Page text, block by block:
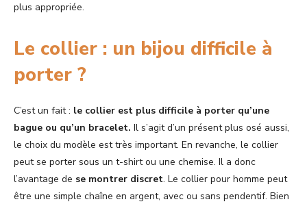
plus appropriée.
Le collier : un bijou difficile à
porter ?
C’est un fait : le collier est plus difficile à porter qu’une
bague ou qu’un bracelet. Il s’agit d’un présent plus osé aussi,
le choix du modèle est très important. En revanche, le collier
peut se porter sous un t-shirt ou une chemise. Il a donc
l’avantage de se montrer discret. Le collier pour homme peut
être une simple chaîne en argent, avec ou sans pendentif. Bien